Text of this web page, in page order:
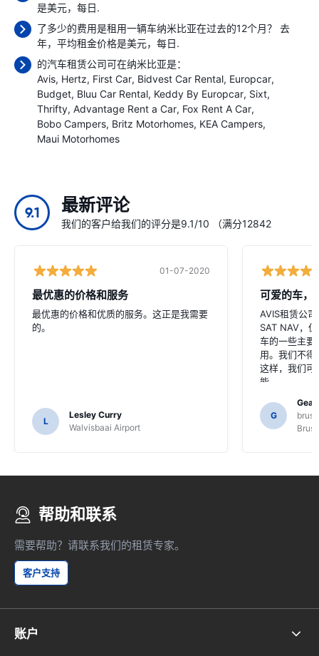
是美元，每日.
了多少的费用是租用一辆车纳米比亚在过去的12个月？ 去
年，平均租金价格是美元，每日.
的汽车租赁公司可在纳米比亚是：
Avis Hertz First Car Bidvest Car Rental Europcar
Budget Bluu Car Rental Keddy By Europcar Sixt
Thrifty Advantage Rent a Car Fox Rent A Car
Bobo Campers Britz Motorhomes KEA Campers
Maui Motorhomes
9.1 最新评论
我们的客户给我们的评分是9.1/10 （满分12842
01-07-2020
最优惠的价格和服务
最优惠的价格和优质的服务。这正是我需要
的。
L
Lesley Curry
Walvisbaai Airport
可爱的车，
AVIS租赁公
SAT NAV，
车的一些主要
用。我们不得
这样，我们可
能。
G
帮助和联系
需要帮助？请联系我们的租赁专家。
客户支持
账户